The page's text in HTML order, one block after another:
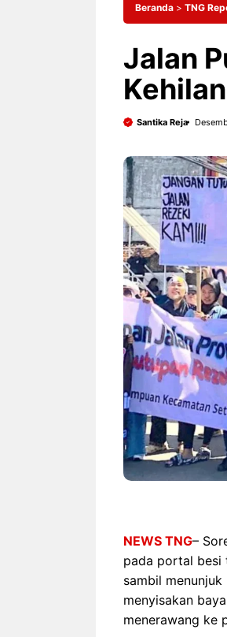
Beranda > TNG
Jalan
Santika Reja
NEWS TNG–
pada portal besi
sambil
menyisakan
menerawang ke
NEWS TNG– Bandung –
Menyambut pergantian tahun
2026, restoran all you can eat
Kakkoii All You Can Eat
menghadirkan ...
Sambut 2026, Kakkoii
Bandung Hadirkan Pesta
You Can Eat Mulai Rp
145.000